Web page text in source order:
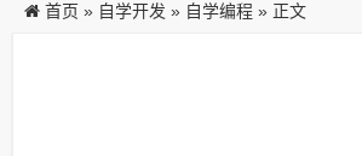
首页 » 自学开发 » 自学编程 » 正文